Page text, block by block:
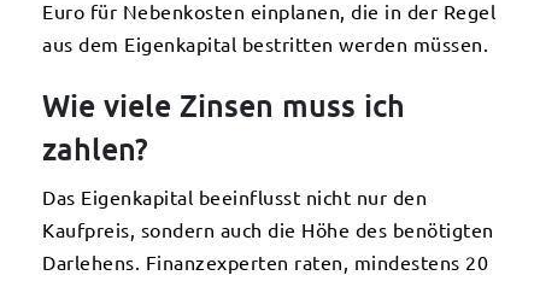
Euro für Nebenkosten einplanen, die in der Regel
aus dem Eigenkapital bestritten werden müssen.
Wie viele Zinsen muss ich
zahlen?
Das Eigenkapital beeinflusst nicht nur den
Kaufpreis, sondern auch die Höhe des benötigten
Darlehens. Finanzexperten raten, mindestens 20